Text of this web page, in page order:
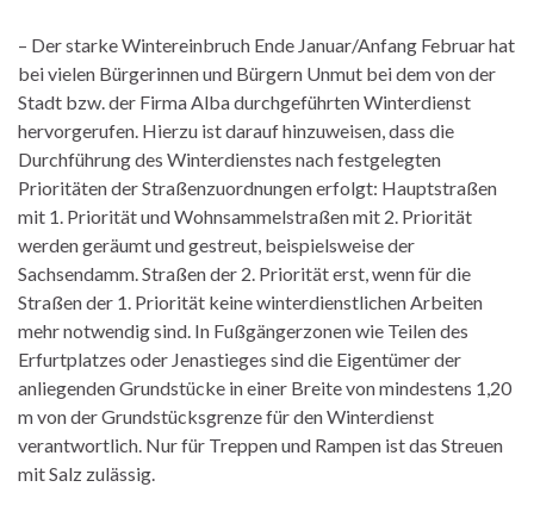
– Der starke Wintereinbruch Ende Januar/Anfang Februar hat
bei vielen Bürgerinnen und Bürgern Unmut bei dem von der
Stadt bzw. der Firma Alba durchgeführten Winterdienst
hervorgerufen. Hierzu ist darauf hinzuweisen, dass die
Durchführung des Winterdienstes nach festgelegten
Prioritäten der Straßenzuordnungen erfolgt: Hauptstraßen
mit 1. Priorität und Wohnsammelstraßen mit 2. Priorität
werden geräumt und gestreut, beispielsweise der
Sachsendamm. Straßen der 2. Priorität erst, wenn für die
Straßen der 1. Priorität keine winterdienstlichen Arbeiten
mehr notwendig sind. In Fußgängerzonen wie Teilen des
Erfurtplatzes oder Jenastieges sind die Eigentümer der
anliegenden Grundstücke in einer Breite von mindestens 1,20
m von der Grundstücksgrenze für den Winterdienst
verantwortlich. Nur für Treppen und Rampen ist das Streuen
mit Salz zulässig.